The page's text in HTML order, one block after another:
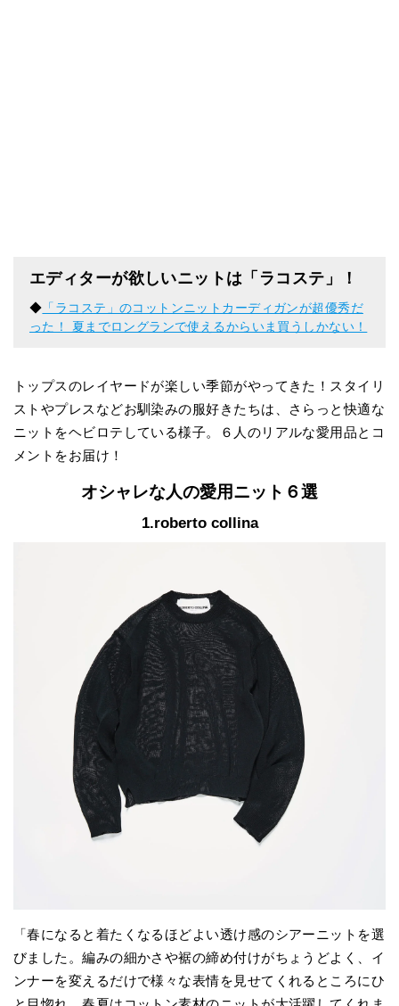
エディターが欲しいニットは「ラコステ」！
◆ 「ラコステ」のコットンニットカーディガンが超優秀だ
った！ 夏までロングランで使えるからいま買うしかない！
トップスのレイヤードが楽しい季節がやってきた！スタイリ
ストやプレスなどお馴染みの服好きたちは、さらっと快適な
ニットをヘビロテしている様子。６人のリアルな愛用品とコ
メントをお届け！
オシャレな人の愛用ニット６選
1.roberto collina
「春になると着たくなるほどよい透け感のシアーニットを選
びました。編みの細かさや裾の締め付けがちょうどよく、イ
ンナーを変えるだけで様々な表情を見せてくれるところにひ